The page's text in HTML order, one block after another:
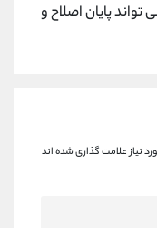
تواند پایان اصلاح و
نیاز علامت گذاری شده اند